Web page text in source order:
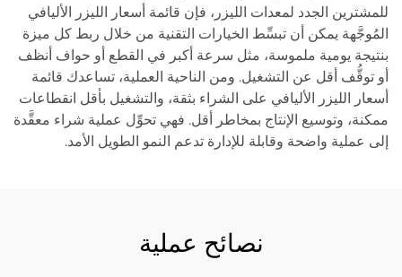
للمشترين الجدد لمعدات الليزر، فإن قائمة أسعار الليزر الأليافي
المُوجَّهة يمكن أن تبسِّط الخيارات التقنية من خلال ربط كل ميزة
بنتيجة يومية ملموسة، مثل سرعة أكبر في القطع أو حواف أنظف
أو توقُّف أقل عن التشغيل. ومن الناحية العملية، تساعدك قائمة
أسعار الليزر الأليافي على الشراء بثقة، والتشغيل بأقل انقطاعات
ممكنة، وتوسيع الإنتاج بمخاطر أقل. فهي تحوِّل عملية شراء معقَّدة
إلى عملية واضحة وقابلة للإدارة تدعم النمو الطويل الأمد.
نصائح عملية